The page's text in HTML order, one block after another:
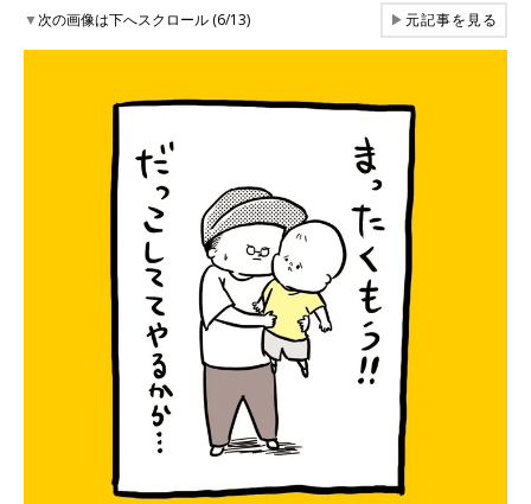
▼次の画像は下へスクロール (6/13) ▶元記事を見る